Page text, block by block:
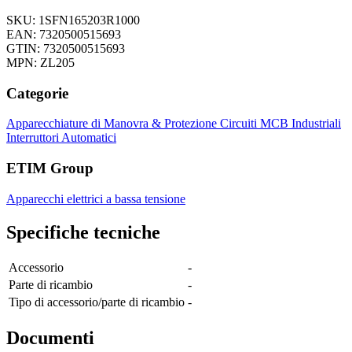
SKU: 1SFN165203R1000
EAN: 7320500515693
GTIN: 7320500515693
MPN: ZL205
Categorie
Apparecchiature di Manovra & Protezione Circuiti MCB Industriali
Interruttori Automatici
ETIM Group
Apparecchi elettrici a bassa tensione
Specifiche tecniche
Accessorio
-
Parte di ricambio
-
Tipo di accessorio/parte di ricambio -
Documenti